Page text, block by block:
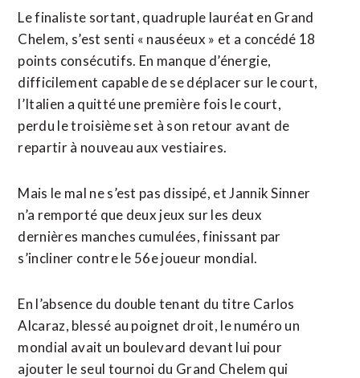
Le finaliste ‌sortant, quadruple lauréat en Grand
Chelem, s’est senti « nauséeux » et a concédé 18
points consécutifs. En manque d’énergie,
difficilement capable de se déplacer sur le court,
l’Italien a quitté une première fois le court,
perdu le troisième set à son ​retour avant de
repartir à nouveau aux vestiaires.
Mais le mal ne s’est pas dissipé, et Jannik Sinner
n’a remporté que deux jeux sur les deux
dernières manches cumulées, finissant par
s’incliner contre le 56e joueur mondial.
En l’absence du double tenant du titre Carlos
Alcaraz, blessé au poignet droit, le numéro un
mondial avait un boulevard devant lui pour
ajouter le seul tournoi du Grand Chelem qui